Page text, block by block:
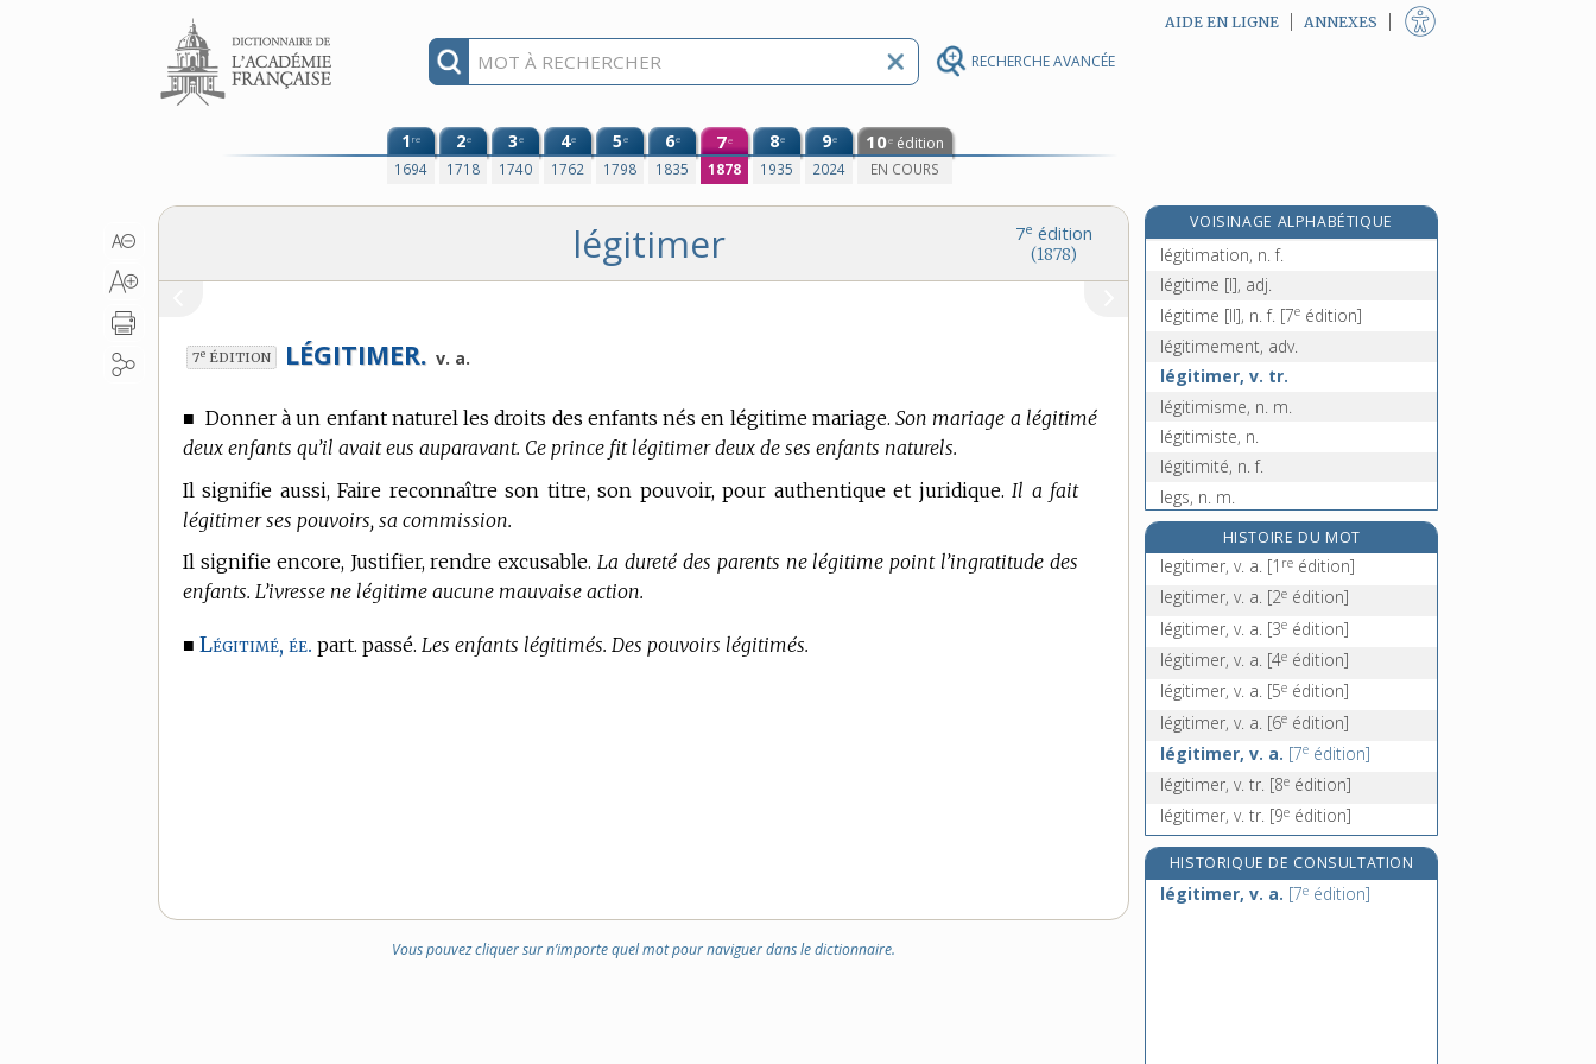
RECHERCHE AVANCÉE
Aller au contenu AIDE EN LIGNE ANNEXES
1re
1694
2e
1718
3e
1740
4e
1762
5e
1798
6e
1835
7e
1878
8e
1935
9e
2024
10e édition
EN COURS
7e édition
(1878)
légitimer
7e ÉDITION LÉGITIMER. v. a.
■ Donner à un enfant naturel les droits des enfants nés en légitime mariage. Son mariage a légitimé
deux enfants qu’il avait eus auparavant. Ce prince fit légitimer deux de ses enfants naturels.
Il signifie aussi, Faire reconnaître son titre, son pouvoir, pour authentique et juridique. Il a fait
légitimer ses pouvoirs, sa commission.
Il signifie encore, Justifier, rendre excusable.La dureté des parents ne légitime point l’ingratitude des
enfants. L’ivresse ne légitime aucune mauvaise action.
■ Légitimé, ée. part. passé. Les enfants légitimés. Des pouvoirs légitimés.
Vous pouvez cliquer sur n’importe quel mot pour naviguer dans le dictionnaire.
VOISINAGE ALPHABÉTIQUE
légitimaire, adj. [8 eédition]
légitimation, n. f.
légitime [I], adj.
légitime [II], n. f. [7e édition]
légitimement, adv.
légitimer, v. tr.
légitimisme, n. m.
légitimiste, n.
légitimité, n. f.
legs, n. m.
léguer, v. tr.
légume, n. m.
légumier, -ière, adj. et n.
légumineuses, n. f. pl.
HISTOIRE DU MOT
legitimer, v. a. [1 re édition]
legitimer, v. a. [2e édition]
légitimer, v. a. [3e édition]
légitimer, v. a. [4e édition]
légitimer, v. a. [5e édition]
légitimer, v. a. [6e édition]
légitimer, v. a. [7e édition]
légitimer, v. tr. [8e édition]
légitimer, v. tr. [9e édition]
HISTORIQUE DE CONSULTATION
légitimer, v. a. [7e édition]